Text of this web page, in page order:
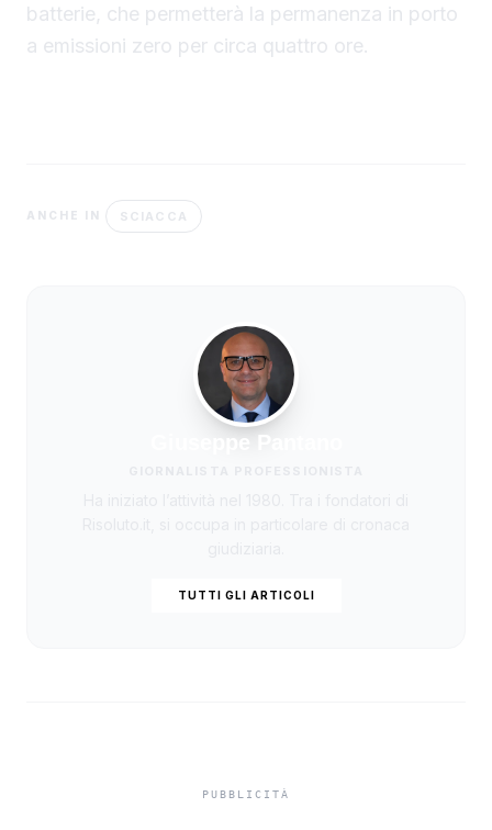
batterie, che permetterà la permanenza in porto
a emissioni zero per circa quattro ore.
ANCHE IN SCIACCA
Giuseppe Pantano
TUTTI GLI ARTICOLI